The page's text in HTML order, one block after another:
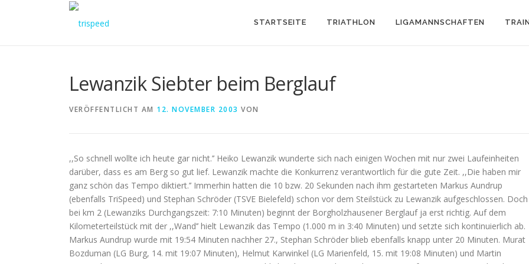
STARTSEITE TRIATHLON LIGAMANNSCHAFTEN
Lewanzik Siebter beim Berglauf
VERÖFFENTLICHT AM 12. NOVEMBER 2003 VON
,,So schnell wollte ich heute gar nicht.’’ Heiko Lewanzik wunderte sich nach einigen Wochen mit nur zwei Laufeinheiten
darüber, dass es am Berg so gut lief. Lewanzik machte die Konkurrenz verantwortlich für die gute Zeit. ,,Die haben mir
ganz schön das Tempo diktiert.’’ Immerhin hatten die 10 bzw. 20 Sekunden nach ihm gestarteten Markus Aundrup
(ebenfalls TriSpeed) und Stephan Schröder (TSVE Bielefeld) schon vor dem Steilstück zu Lewanzik aufgeschlossen. Doch
bei km 2 (Lewanziks Durchgangszeit: 7:10 Minuten) beginnt der Borgholzhausener Berglauf ja erst richtig. Auf dem
Kilometerteilstück mit der ,,Wand’’ hielt Lewanzik das Tempo (1.000 m in 3:40 Minuten) und setzte sich kontinuierlich ab.
Markus Aundrup wurde mit 19:54 Minuten nachher 27., Stephan Schröder blieb ebenfalls knapp unter 20 Minuten. Murat
Bozduman (LG Burg, 14. mit 19:07 Minuten), Helmut Karwinkel (LG Marienfeld, 15. mit 19:08 Minuten) und Martin